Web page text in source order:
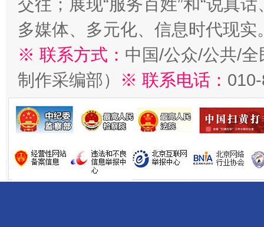
交往；展现“服务百姓”和“说真
多媒体、多元化、信息时代现实
※ 联系方式： 中国/公众/公共/
制作采编部）
※ 联系电话：